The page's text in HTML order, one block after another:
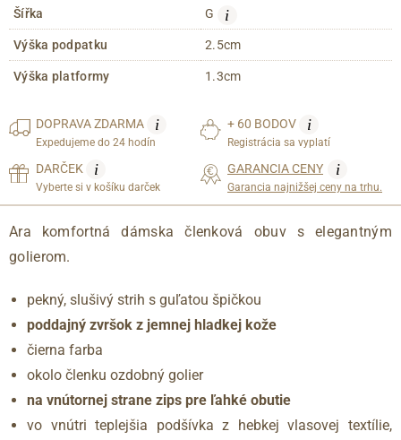
Šířka G i
Výška podpatku 2.5cm
Výška platformy 1.3cm
DOPRAVAZDARMA i
Expedujeme do 24 hodín
+ 60 BODOV i
Registrácia sa vyplatí
DARČEK i
Vyberte si v košíku darček
GARANCIA CENY i
Garancia najnižšej ceny na trhu.
Ara komfortná dámska členková obuv s elegantným
golierom.
pekný, slušivý strih s guľatou špičkou
poddajný zvršok z jemnej hladkej kože
čierna farba
okolo členku ozdobný golier
na vnútornej strane zips pre ľahké obutie
vo vnútri teplejšia podšívka z hebkej vlasovej textílie,